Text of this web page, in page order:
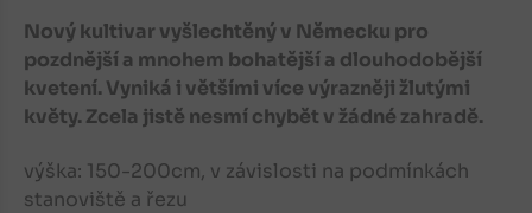
Nový kultivar vyšlechtěný v Německu pro
pozdnější a mnohem bohatější a dlouhodobější
kvetení. Vyniká i většími více výrazněji žlutými
květy. Zcela jistě nesmí chybět v žádné zahradě.
výška: 150-200cm, v závislosti na podmínkách
stanoviště a řezu